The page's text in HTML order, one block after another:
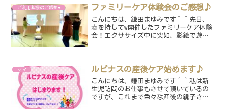
詣は寒川神社でした🙏✨というわけで、
今年初のお話ですが、...
ご利用者様のご感想♥ ファミリーケア体験会のご感想♪
こんにちは、鎌田まゆみです＾＾先日、
満を持してw開催したファミリーケア体験
会！エクササイズ中に突如、影絵で遊ぶ
す✨体験会の後も...
ママ ルピナスの産後ケア始めます♪
こんにちは、鎌田まゆみです＾＾私は新
生児訪問のお仕事もさせて頂いているの
ですが、これまで色々な産後の親子さん